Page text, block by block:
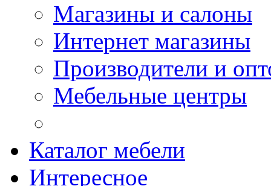
Магазины и салоны
Интернет магазины
Производители и
Мебельные центры
Каталог мебели
Интересное